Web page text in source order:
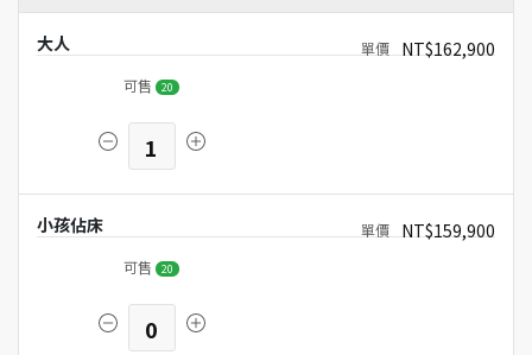
大人 NT$162,900
可售 20
1
小孩佔床 NT$159,900
可售 20
0